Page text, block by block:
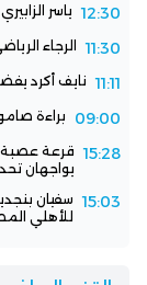
12:30 ياسر
11:30 الرجاء
11:11 نايف أكرد
09:00 براءة
15:28 قرعة عصبة
يواجهان
15:03 سفيان
للأهلي